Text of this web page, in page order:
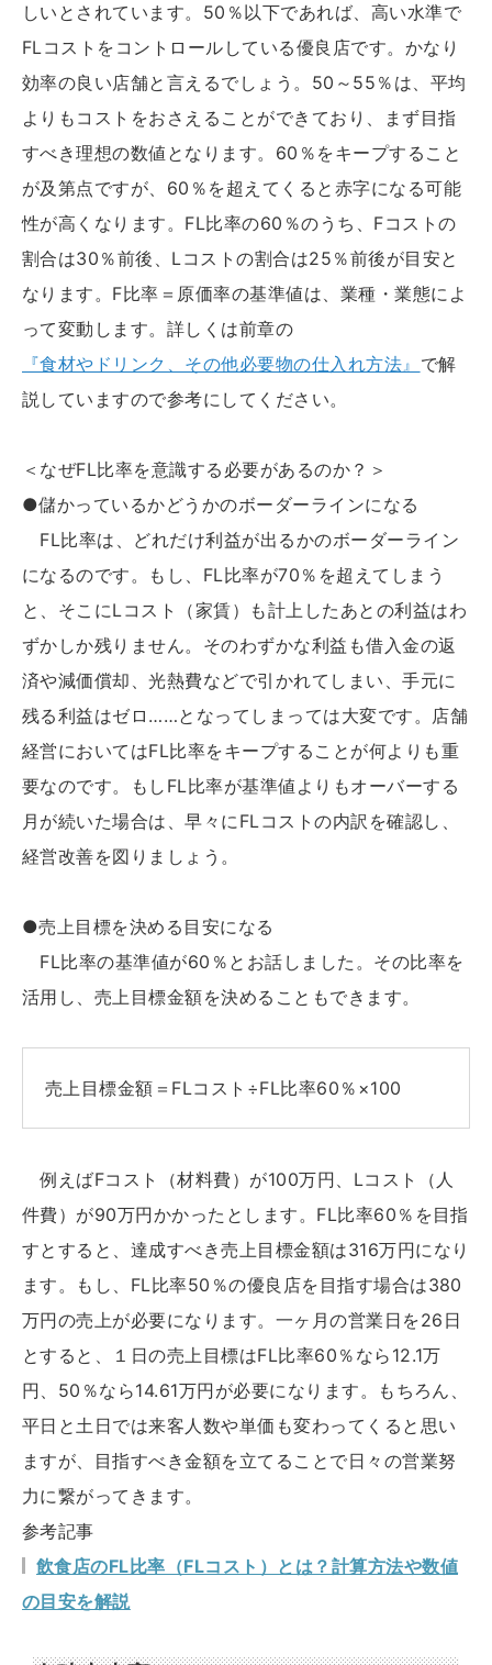
しいとされています。50％以下であれば、高い水準で
FLコストをコントロールしている優良店です。かなり
効率の良い店舗と言えるでしょう。50～55％は、平均
よりもコストをおさえることができており、まず目指
すべき理想の数値となります。60％をキープすること
が及第点ですが、60％を超えてくると赤字になる可能
性が高くなります。FL比率の60％のうち、Fコストの
割合は30％前後、Lコストの割合は25％前後が目安と
なります。F比率＝原価率の基準値は、業種・業態によ
って変動します。詳しくは前章の
『食材やドリンク、その他必要物の仕入れ方法』 で解
説していますので参考にしてください。
＜なぜFL比率を意識する必要があるのか？＞
●儲かっているかどうかのボーダーラインになる
FL比率は、どれだけ利益が出るかのボーダーライン
になるのです。もし、FL比率が70％を超えてしまう
と、そこにLコスト（家賃）も計上したあとの利益はわ
ずかしか残りません。そのわずかな利益も借入金の返
済や減価償却、光熱費などで引かれてしまい、手元に
残る利益はゼロ……となってしまっては大変です。店舗
経営においてはFL比率をキープすることが何よりも重
要なのです。もしFL比率が基準値よりもオーバーする
月が続いた場合は、早々にFLコストの内訳を確認し、
経営改善を図りましょう。
●売上目標を決める目安になる
FL比率の基準値が60％とお話しました。その比率を
活用し、売上目標金額を決めることもできます。
売上目標金額＝FLコスト÷FL比率60％×100
例えばFコスト（材料費）が100万円、Lコスト（人
件費）が90万円かかったとします。FL比率60％を目指
すとすると、達成すべき売上目標金額は316万円になり
ます。もし、FL比率50％の優良店を目指す場合は380
万円の売上が必要になります。一ヶ月の営業日を26日
とすると、１日の売上目標はFL比率60％なら12.1万
円、50％なら14.61万円が必要になります。もちろん、
平日と土日では来客人数や単価も変わってくると思い
ますが、目指すべき金額を立てることで日々の営業努
力に繋がってきます。
参考記事
飲食店のFL比率（FLコスト）とは？計算方法や数値
の目安を解説